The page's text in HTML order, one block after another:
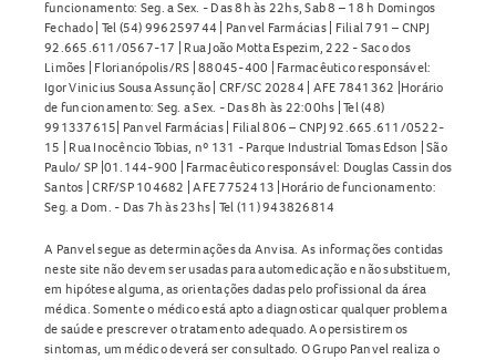
funcionamento: Seg. a Sex. - Das 8h às 22hs, Sab 8 – 18 h Domingos
Fechado | Tel (54) 996259744 | Panvel Farmácias | Filial 791 – CNPJ
92.665.611/0567-17 | Rua João Motta Espezim, 222 - Saco dos
Limões | Florianópolis/RS | 88045-400 | Farmacêutico responsável:
Igor Vinicius Sousa Assunção | CRF/SC 20284 | AFE 7841362 |Horário
de funcionamento: Seg. a Sex. - Das 8h às 22:00hs | Tel (48)
991337615| Panvel Farmácias | Filial 806 – CNPJ 92.665.611/0522-
15 | Rua Inocêncio Tobias, nº 131 - Parque Industrial Tomas Edson | São
Paulo/ SP |01.144-900 | Farmacêutico responsável: Douglas Cassin dos
Santos | CRF/SP 104682 | AFE 7752413 |Horário de funcionamento:
Seg. a Dom. - Das 7h às 23hs | Tel (11) 943826814
A Panvel segue as determinações da Anvisa. As informações contidas
neste site não devem ser usadas para automedicação e não substituem,
em hipótese alguma, as orientações dadas pelo profissional da área
médica. Somente o médico está apto a diagnosticar qualquer problema
de saúde e prescrever o tratamento adequado. Ao persistirem os
sintomas, um médico deverá ser consultado. O Grupo Panvel realiza o